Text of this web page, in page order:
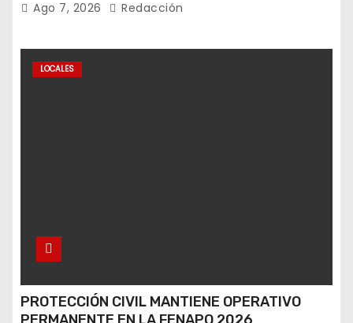
Ago 7, 2026 Redacción
LOCALES
PROTECCIÓN CIVIL MANTIENE OPERATIVO